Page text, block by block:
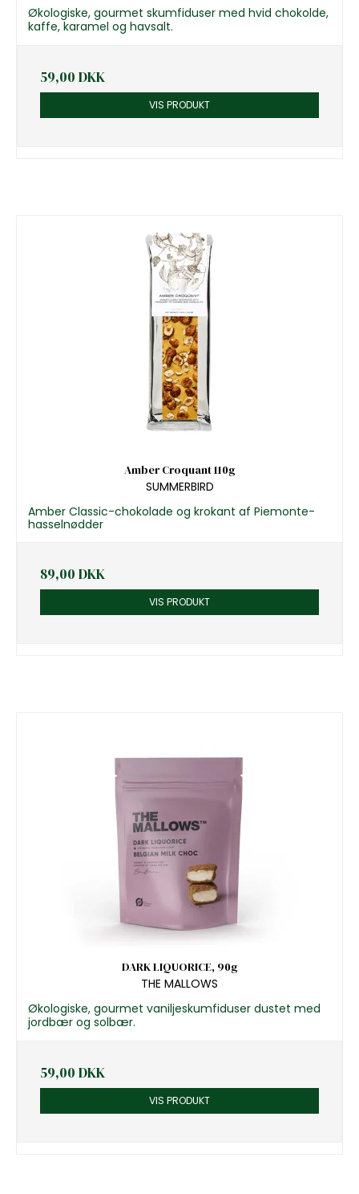
Økologiske, gourmet skumfiduser med hvid chokolde,
kaffe, karamel og havsalt.
59,00 DKK
VIS PRODUKT
Amber Croquant 110g
SUMMERBIRD
Amber Classic-chokolade og krokant af Piemonte-
hasselnødder
89,00 DKK
VIS PRODUKT
DARK LIQUORICE, 90g
THE MALLOWS
Økologiske, gourmet vaniljeskumfiduser dustet med
jordbær og solbær.
59,00 DKK
VIS PRODUKT